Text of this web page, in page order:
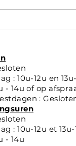
: 10u-12u en
- 14u of op
:
: 10u-12u et 13u-
- 14u